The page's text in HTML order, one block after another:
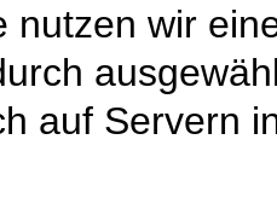
nutzen wir
auf Servern